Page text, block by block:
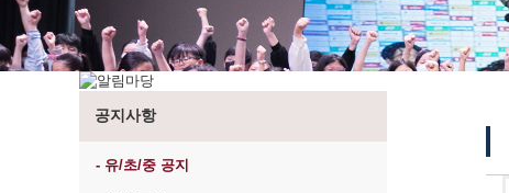
전경사진
공지사항
- 유/초/중 공지